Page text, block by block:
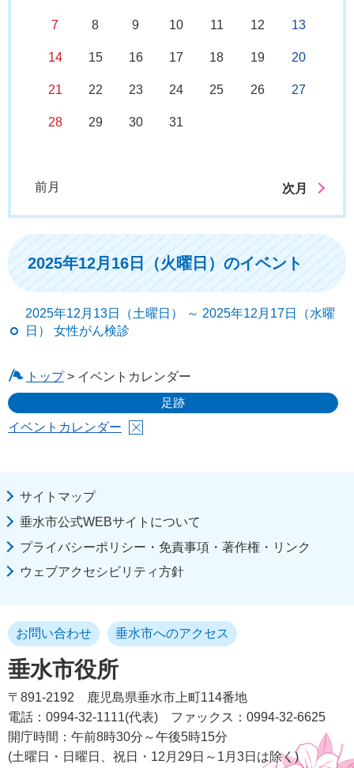
7 8 9 10 11 12 13
14 15 16 17 18 19 20
21 22 23 24 25 26 27
28 29 30 31
前月 次月
2025年12月16日（火曜日）のイベント
2025年12月13日（土曜日） ～ 2025年12月17日（水曜
日） 女性がん検診
トップ> イベントカレンダー
足跡
イベントカレンダー
サイトマップ
垂水市公式WEBサイトについて
プライバシーポリシー・免責事項・著作権・リンク
ウェブアクセシビリティ方針
垂水市役所
お問い合わせ 垂水市へのアクセス
〒891-2192
鹿児島県垂水市上町114番地
電話：0994-32-1111(代表)
ファックス：0994-32-6625
開庁時間：午前8時30分～午後5時15分
(土曜日・日曜日、祝日・12月29日～1月3日は除く)